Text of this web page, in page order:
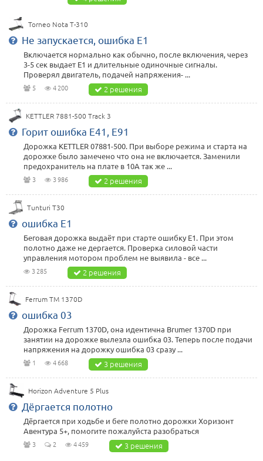
Torneo Nota T-310
Не запускается, ошибка E1
Включается нормально как обычно, после включения, через
3-5 сек выдает Е1 и длительные одиночные сигналы.
Проверял двигатель, подачей напряжения- ...
5 4 200 2 решения
KETTLER 7881-500 Track 3
Горит ошибка Е41, Е91
Дорожка KETTLER 07881-500. При выборе режима и старта на
дорожке было замечено что она не включается. Заменили
предохранитель на плате в 10А так же ...
3 3 986 2 решения
Tunturi T30
ошибка Е1
Беговая дорожка выдаёт при старте ошибку Е1. При этом
полотно даже не дергается. Проверка силовой части
управления мотором проблем не выявила - все ...
3 285 2 решения
Ferrum TM 1370D
ошибка 03
Дорожка Ferrum 1370D, она идентична Brumer 1370D при
занятии на дорожке вылезла ошибка 03. Теперь после подачи
напряжения на дорожку ошибка 03 сразу ...
1 4 668 3 решения
Horizon Adventure 5 Plus
Дёргается полотно
Дёргается при ходьбе и беге полотно дорожки Хоризонт
Авентура 5+, помогите пожалуйста разобраться
3 2 4 459 3 решения